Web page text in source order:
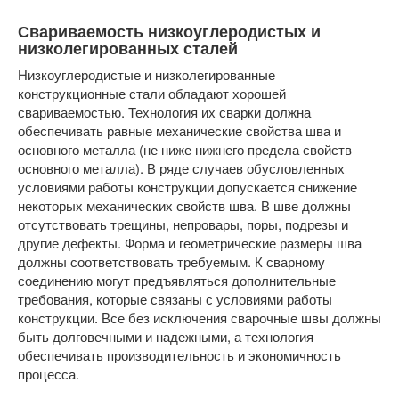
Свариваемость низкоуглеродистых и
низколегированных сталей
Низкоуглеродистые и низколегированные
конструкционные стали обладают хорошей
свариваемостью. Технология их сварки должна
обеспечивать равные механические свойства шва и
основного металла (не ниже нижнего предела свойств
основного металла). В ряде случаев обусловленных
условиями работы конструкции допускается снижение
некоторых механических свойств шва. В шве должны
отсутствовать трещины, непровары, поры, подрезы и
другие дефекты. Форма и геометрические размеры шва
должны соответствовать требуемым. К сварному
соединению могут предъявляться дополнительные
требования, которые связаны с условиями работы
конструкции. Все без исключения сварочные швы должны
быть долговечными и надежными, а технология
обеспечивать производительность и экономичность
процесса.